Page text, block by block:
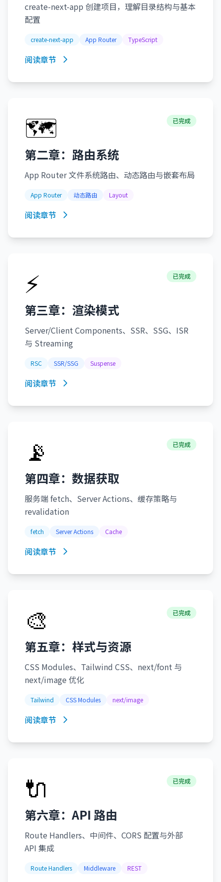
create-next-app 创建项目，理解目录结构与基本
配置
create-next-app App Router TypeScript
阅读章节
🗺️ 已完成
第二章：路由系统
App Router 文件系统路由、动态路由与嵌套布局
App Router 动态路由 Layout
阅读章节
⚡ 已完成
第三章：渲染模式
Server/Client Components、SSR、SSG、ISR
与 Streaming
RSC SSR/SSG Suspense
阅读章节
📡 已完成
第四章：数据获取
服务端 fetch、Server Actions、缓存策略与
revalidation
fetch Server Actions Cache
阅读章节
🎨 已完成
第五章：样式与资源
CSS Modules、Tailwind CSS、next/font 与
next/image 优化
Tailwind CSS Modules next/image
阅读章节
🔌 已完成
第六章：API 路由
Route Handlers、中间件、CORS 配置与外部
API 集成
Route Handlers Middleware REST